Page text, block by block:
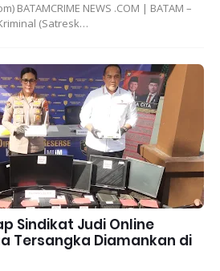
BATAMCRIME NEWS .COM | BATAM –
(Satresk…
Sindikat Judi Online
Tersangka Diamankan di